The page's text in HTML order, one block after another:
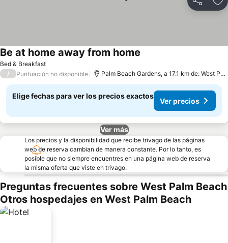
Compartir
Bed & Breakfast
Be at home away from home
/ Puntuación no disponible Palm Beach Gardens, a 17.1 km de: West Palm Beach
Elige fechas para ver los precios exactos
Ver precios
Ver más
Los precios y la disponibilidad que recibe trivago de las páginas
web de reserva cambian de manera constante. Por lo tanto, es
posible que no siempre encuentres en una página web de reserva
la misma oferta que viste en trivago.
Preguntas frecuentes sobre West Palm Beach
Otros hospedajes en West Palm Beach